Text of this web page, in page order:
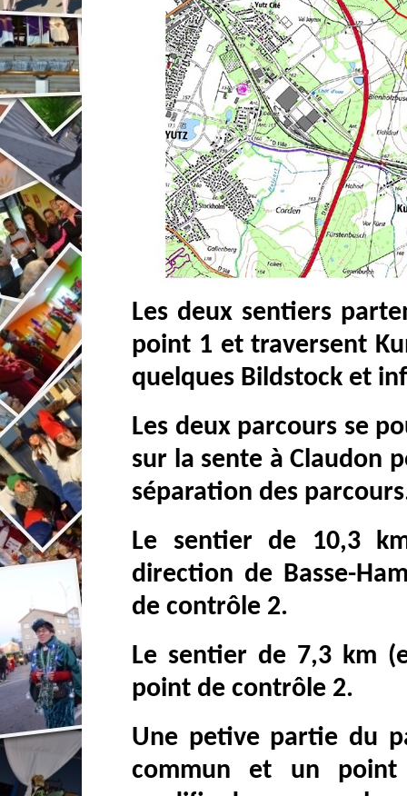
Les deux sentiers
point 1 et traversent
quelques Bildstock et
Les deux parcours se
sur la sente à Claudon
séparation des
Le sentier de 10,3
direction de Basse-
de contrôle 2.
Le sentier de 7,3 km
point de contrôle 2.
Une petive partie du
commun et un point